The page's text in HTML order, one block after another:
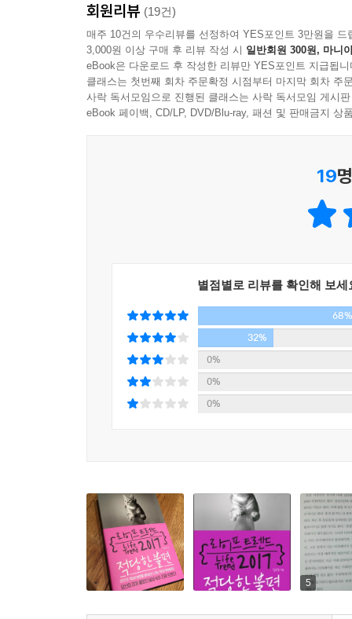
전통적인 방식에서 벗어나 서로를 위로하고 지켜
가질 수밖에 없게 되는 것이다. 이들에게 필요한
중요해졌다.
---「4. 케미컬 휴먼: 화학적으로 결합하는 사람들,
2016년 5월, 청계천에서‘시니어 모델 패션쇼’가
세계적으로도 할머니 모델의 약진은 두드러진다
데, 당시 그녀의 나이는 81세였다. 또한 생로랑
을 모델로 내세웠다. 마크 제이콥스는 1949년생
---「5. 뉴 식스티: 멋쟁이로 거듭나는 60대, ‘패션
‘헬조선’이라 자조하면서 미래에 대한 희망을 버
별을 떠나 요즘 20대들은 한국에서 역사상 가장
잘 입는 게 아니라 화장도 잘한다. 특별한 소수
적은 비용으로 멋지게 꾸밀 수 있는 방법을 제공
들에게는 멋진 스타일이 그 무엇보다 중요하다.
남녀노소 모두 커피 전문점에 가는 걸 자연스럽게
게 여겼던 아저씨들도 이젠 점심식사 후 삼삼오오
씩 들고 사무실로 향한다. 이제 4000~5000원짜리
가 확산 중이다. 광화문, 강남 등에서는 스페셜티
매장을 운영 중이다. 탐앤탐스는 ‘탐앤탐스 블랙’,
있다. 기존 커피 전문점들이 스페셜티 커피 시장
세미-베지테리언에서 캣 피플까지, 투데이족에서
2017년 이들의 라이프 스타일을 주목하라
2017년, 라이프 트렌드를 이끌어 갈 사람들은 누
컬처와 라이프 스타일, 비즈니스와 소비 영역에서
● Semi-Vegetarian ? 채식에 사회적으로 동조하는
● Chemical Human ? 관계의 새로운 기준, 화학적
● Korean Hygge ? 저녁이 있는 삶을 지향하는 사람
● New Kangaroo ? 당당하게 독립을 거부하는 사람
● Awesome-Free ? 매력적인 공짜만 탐하는 사람들
● Revolving-Door Consumer ? 같은 것을 사고 또
● Past Breaker ? 익숙한 과거와 과감하게 결별하
채식주의에는 여러 유형이 있다. 그중에서도 가
평소에는 채식을 하지만, 경우에 따라 생선은 물
어머니가 오랜만에 만난 자식을 위해 갈비를 구
미역국에 들어간 소고기를 건져 내지 않고 먹는
것이 ‘트렌디’한 일이라서 그렇고, ‘적당한 불
회원리뷰 (19건)
매주 10건의 우수리뷰를 선정하여 YES포인트 3만원을 드
3,000원 이상 구매 후 리뷰 작성 시 일반회원 300원, 마니
eBook은 다운로드 후 작성한 리뷰만 YES포인트 지급됩니
클래스는 첫번째 회차 주문확정 시점부터 마지막 회차 주
사락 독서모임으로 진행된 클래스는 사락 독서모임 게시
eBook 페이백, CD/LP, DVD/Blu-ray, 패션 및 판매금지 상
19
별점별로 리뷰를 확인해 보세
68%
32%
0%
0%
0%
5